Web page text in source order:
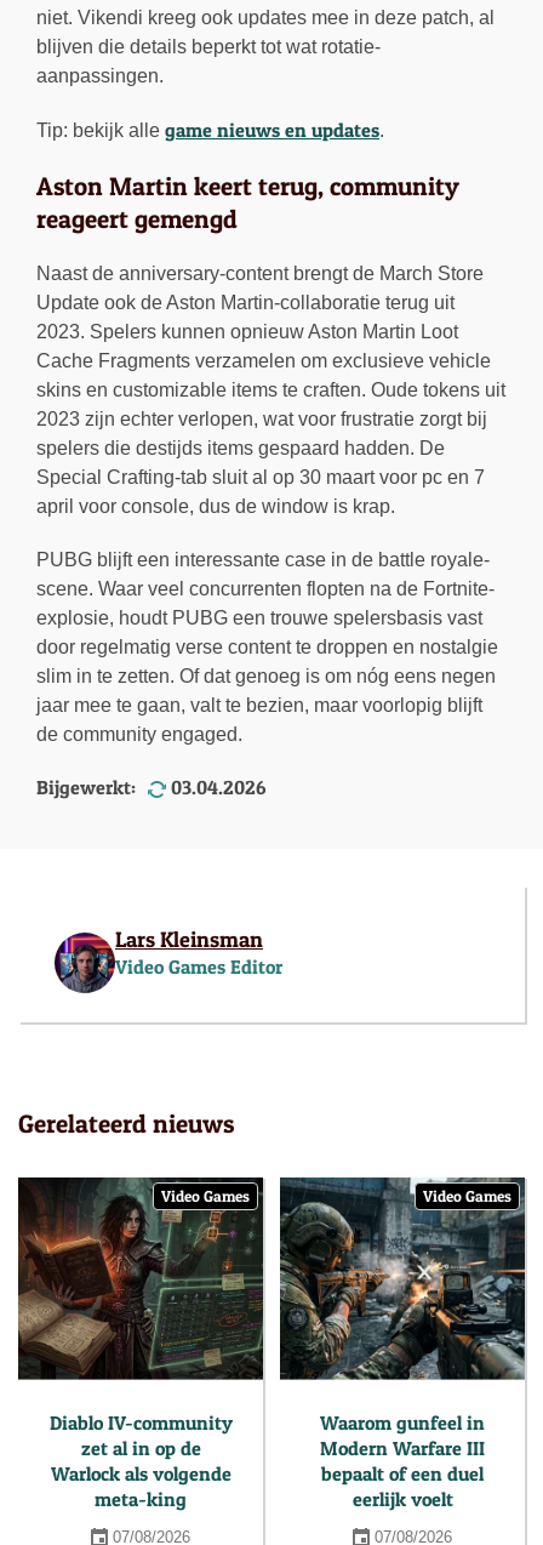
niet. Vikendi kreeg ook updates mee in deze patch, al
blijven die details beperkt tot wat rotatie-
aanpassingen.
Tip: bekijk alle game nieuws en updates.
Aston Martin keert terug, community
reageert gemengd
Naast de anniversary-content brengt de March Store
Update ook de Aston Martin-collaboratie terug uit
2023. Spelers kunnen opnieuw Aston Martin Loot
Cache Fragments verzamelen om exclusieve vehicle
skins en customizable items te craften. Oude tokens uit
2023 zijn echter verlopen, wat voor frustratie zorgt bij
spelers die destijds items gespaard hadden. De
Special Crafting-tab sluit al op 30 maart voor pc en 7
april voor console, dus de window is krap.
PUBG blijft een interessante case in de battle royale-
scene. Waar veel concurrenten flopten na de Fortnite-
explosie, houdt PUBG een trouwe spelersbasis vast
door regelmatig verse content te droppen en nostalgie
slim in te zetten. Of dat genoeg is om nóg eens negen
jaar mee te gaan, valt te bezien, maar voorlopig blijft
de community engaged.
Bijgewerkt: 03.04.2026
Lars Kleinsman
Video Games Editor
Gerelateerd nieuws
Video Games
Diablo IV-community
zet al in op de
Warlock als volgende
meta-king
07/08/2026
Video Games
Waarom gunfeel in
Modern Warfare III
bepaalt of een duel
eerlijk voelt
07/08/2026